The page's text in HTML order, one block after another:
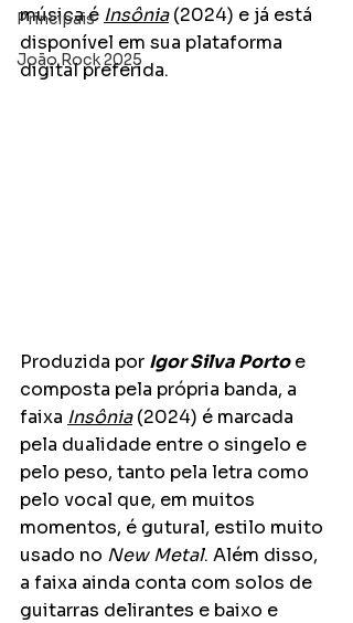
Principais
João Rock 2025
música é Insônia (2024) e já está
disponível em sua plataforma
digital preferida.
Produzida por Igor Silva Porto e
composta pela própria banda, a
faixa Insônia (2024) é marcada
pela dualidade entre o singelo e
pelo peso, tanto pela letra como
pelo vocal que, em muitos
momentos, é gutural, estilo muito
usado no New Metal. Além disso,
a faixa ainda conta com solos de
guitarras delirantes e baixo e